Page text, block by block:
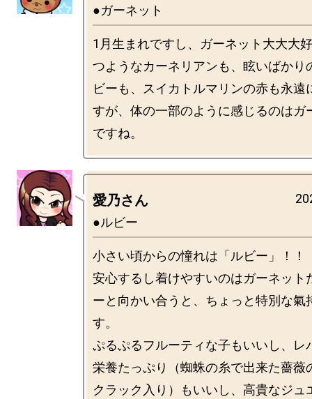
●ガーネット
1月生まれですし、ガーネット大大大
つようなカーネリアンも、眩いばかり
ビーも、スイカトルマリンの赤も永遠
すが、体の一部のように感じるのはガ
愛乃さん
●ルビー
小さい頃からの憧れは「ルビー」！！
安心するし着けやすいのはガーネット
ーと向かい合うと、ちょっと特別な氣
す。
ぷるぷるフルーティな子もいいし、レ
栄養たっぷり（蜘蛛の糸で出来た薔薇
クラック入り）もいいし、高貴なジュ